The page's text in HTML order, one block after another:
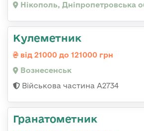
Нікополь, Дніпропетровська
Кулеметник
від 21000 до 121000 грн
Вознесенськ
Військова частина А2734
Гранатометник